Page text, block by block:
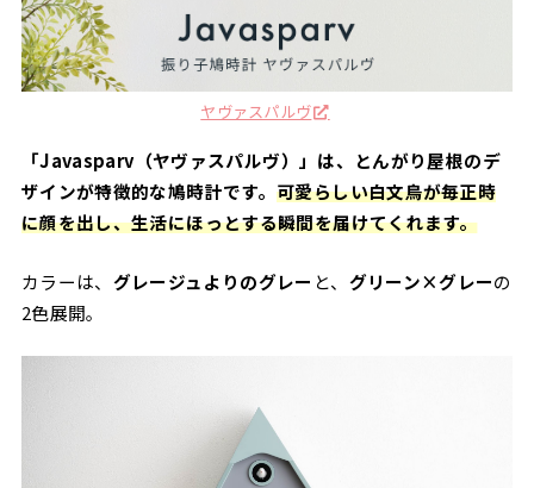
ヤヴァスパルヴ
「Javasparv（ヤヴァスパルヴ）」は、とんがり屋根のデ
ザインが特徴的な鳩時計です。可愛らしい白文鳥が毎正時
に顔を出し、生活にほっとする瞬間を届けてくれます。
カラーは、 グレージュよりのグレー と、 グリーン×グレーの
2色展開。